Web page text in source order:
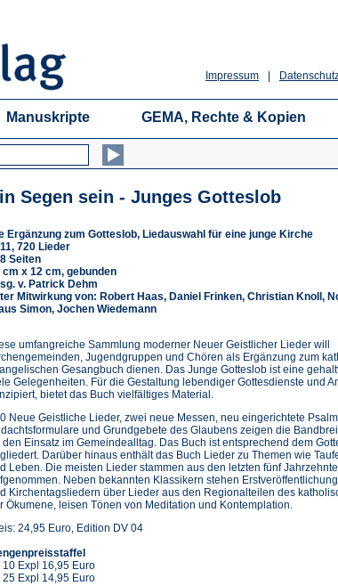
Impressum
Manuskripte GEMA, Rechte & Kopien
Segen sein - Junges Gotteslob
Ergänzung zum Gotteslob, Liedauswahl für eine junge Kirche
720 Lieder
Seiten
cm x 12 cm, gebunden
v. Patrick Dehm
Mitwirkung von: Robert Haas, Daniel Frinken, Christian Knoll,
Simon, Jochen Wiedemann
umfangreiche Sammlung moderner Neuer Geistlicher Lieder will
Jugendgruppen und Chören als Ergänzung zum
Gesangbuch dienen. Das Junge Gotteslob ist eine
Gelegenheiten. Für die Gestaltung lebendiger Gottesdienste und
bietet das Buch vielfältiges Material.
Neue Geistliche Lieder, zwei neue Messen, neu eingerichtete
und Grundgebete des Glaubens zeigen die
den Einsatz im Gemeindealltag. Das Buch ist entsprechend dem
Darüber hinaus enthält das Buch Lieder zu Themen wie
Leben. Die meisten Lieder stammen aus den letzten fünf
Neben bekannten Klassikern stehen
Kirchentagsliedern über Lieder aus den Regionalteilen des
Ökumene, leisen Tönen von Meditation und Kontemplation.
24,95 Euro, Edition DV 04
10 Expl 16,95 Euro
25 Expl 14,95 Euro